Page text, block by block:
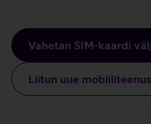
Vahetan SIM-kaardi
Liitun uue